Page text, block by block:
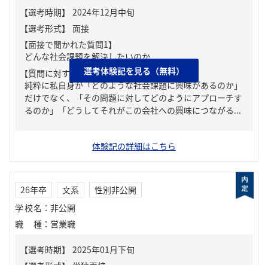
【面接で聞かれた質問1】
どんな社会課題を解決したいのか
【質問に対する回答1】
純粋に私自身が「どのような社会課題に興味があるのか」
だけでなく、「その問題に対してどのようにアプローチす
るのか」「どうしてそれがこの会社への興味につながる...
選考体験記を見る（無料）
体験記の詳細はこちら
26年卒 文系
性別非公開
学校名 ： 非公開
職種 ： 営業職